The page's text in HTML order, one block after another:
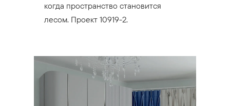
когда пространство становится
лесом. Проект 10919-2.